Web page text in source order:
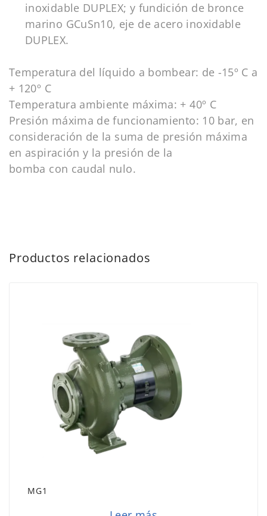
inoxidable DUPLEX; y fundición de bronce
marino GCuSn10, eje de acero inoxidable
DUPLEX.
Temperatura del líquido a bombear: de -15º C a
+ 120º C
Temperatura ambiente máxima: + 40º C
Presión máxima de funcionamiento: 10 bar, en
consideración de la suma de presión máxima
en aspiración y la presión de la
bomba con caudal nulo.
Productos relacionados
MG1